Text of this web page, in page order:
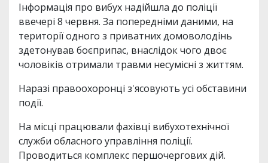
Інформація про вибух надійшла до поліції
ввечері 8 червня. За попередніми даними, на
території одного з приватних домоволодінь
здетонував боєприпас, внаслідок чого двоє
чоловіків отримали травми несумісні з життям.
Наразі правоохоронці з'ясовують усі обставини
події.
На місці працювали фахівці вибухотехнічної
служби обласного управління поліції.
Проводиться комплекс першочергових дій.